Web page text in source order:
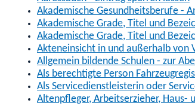
Akademische Gesundheitsberufe -
Akademische Grade, Titel und
Akademische Grade, Titel und
Akteneinsicht in und außerhalb von
Allgemein bildende Schulen - zur
Als berechtigte Person
Als Servicedienstleisterin oder
Altenpfleger, Arbeitserzieher, Haus-